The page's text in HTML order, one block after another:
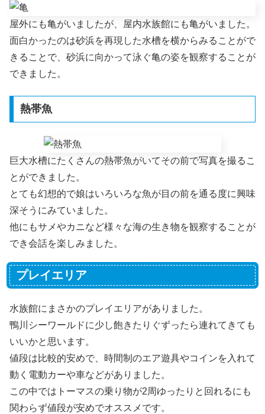
屋外にも亀がいましたが、屋内水族館にも亀がいました。
面白かったのは砂浜を再現した水槽を横からみることがで
きることで、砂浜に向かって泳ぐ亀の姿を観察することが
できました。
熱帯魚
巨大水槽にたくさんの熱帯魚がいてその前で写真を撮るこ
とができました。
とても幻想的で娘はいろいろな魚が目の前を通る度に興味
深そうにみていました。
他にもサメやカニなど様々な海の生き物を観察することが
でき会話を楽しみました。
プレイエリア
水族館にまさかのプレイエリアがありました。
鴨川シーワールドに少し飽きたりぐずったら連れてきても
いいかと思います。
値段は比較的安めで、時間制のエア遊具やコインを入れて
動く電動カーや車などがありました。
この中ではトーマスの乗り物が2周ゆったりと回れるにも
関わらず値段が安めでオススメです。